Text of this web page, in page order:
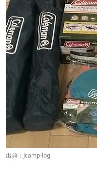
出典： Jcamp-log